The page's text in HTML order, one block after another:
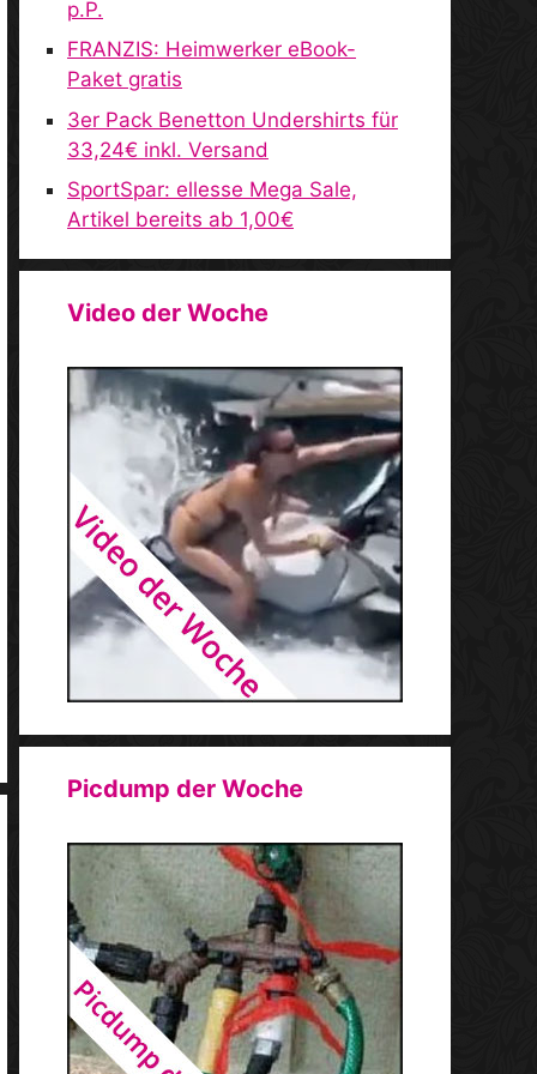
p.P.
FRANZIS: Heimwerker eBook-
Paket gratis
3er Pack Benetton Undershirts für
33,24€ inkl. Versand
SportSpar: ellesse Mega Sale,
Artikel bereits ab 1,00€
Video der Woche
Picdump der Woche